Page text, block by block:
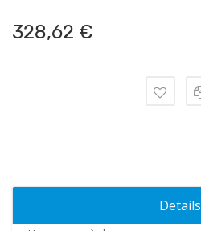
328,62 €
Details